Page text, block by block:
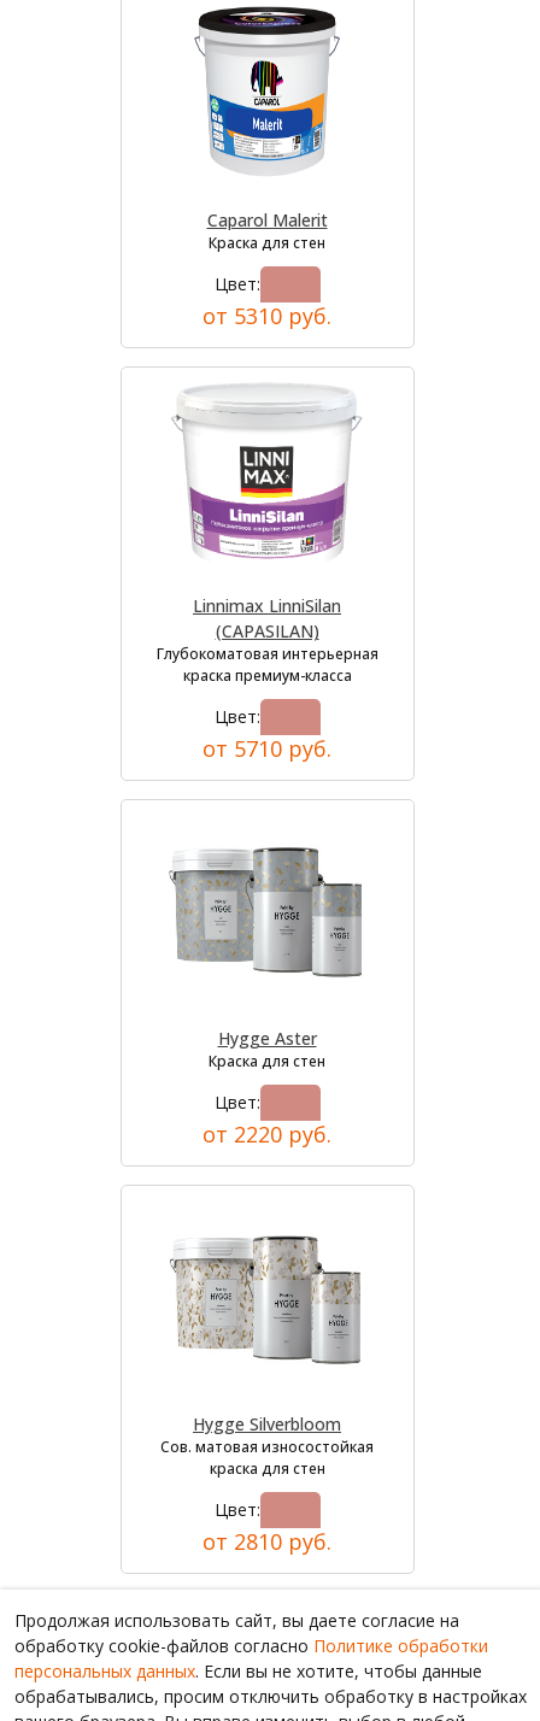
Caparol Malerit
Краска для стен
Цвет:
от 5310 руб.
Linnimax LinniSilan
(CAPASILAN)
Глубокоматовая интерьерная
краска премиум-класса
Цвет:
от 5710 руб.
Hygge Aster
Краска для стен
Цвет:
от 2220 руб.
Hygge Silverbloom
Сов. матовая износостойкая
краска для стен
Цвет:
от 2810 руб.
Продолжая использовать сайт, вы даете согласие на
обработку cookie-файлов согласно Политике обработки
персональных данных. Если вы не хотите, чтобы данные
обрабатывались, просим отключить обработку в настройках